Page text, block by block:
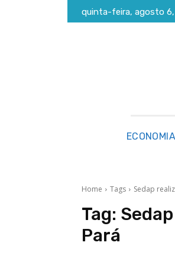
quinta-feira, agosto
ECONOMIA
Home Tags Sedap
Tag:
Pará